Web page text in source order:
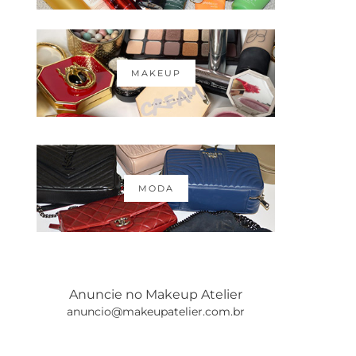
MAKEUP
MODA
Anuncie no Makeup Atelier
anuncio@makeupatelier.com.br